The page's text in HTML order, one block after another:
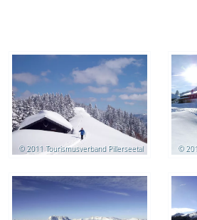
© 2011 Tourismusverband Pillerseetal ©